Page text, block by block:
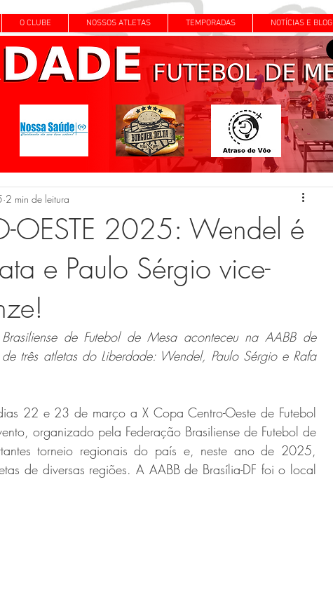
O CLUBE NOSSOS ATLETAS TEMPORADAS NOTÍCIAS E BLOG
OESTE 2025: Wendel é
e Paulo Sérgio vice-
2 min de leitura
de Futebol de Mesa aconteceu na AABB de
três atletas do Liberdade: Wendel, Paulo Sérgio e Rafa
22 e 23 de março a X Copa Centro-Oeste de Futebol
organizado pela Federação Brasiliense de Futebol de
torneio regionais do país e, neste ano de 2025,
de diversas regiões. A AABB de Brasília-DF foi o local